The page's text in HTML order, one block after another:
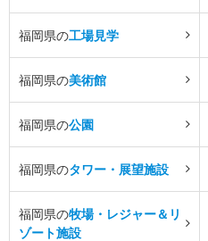
福岡県の工場見学
福岡県の美術館
福岡県の公園
福岡県のタワー・展望施設
福岡県の牧場・レジャー＆リ
ゾート施設